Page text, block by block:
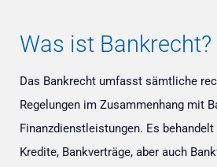
Was ist Bankrecht?
Das Bankrecht umfasst sämtliche
Regelungen im Zusammenhang mit
Finanzdienstleistungen. Es
Kredite, Bankverträge, aber auch